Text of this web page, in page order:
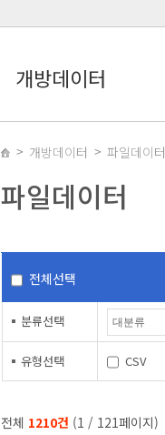
개방데이터
개방데이터 파일데이터
파일데이터
전체선택
분류선택
유형선택 CSV
전체 1210건 (1 / 121페이지)